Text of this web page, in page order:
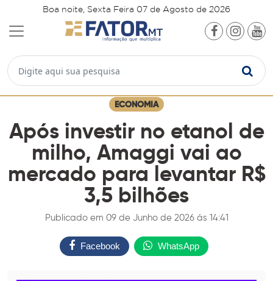
Boa noite, Sexta Feira 07 de Agosto de 2026
ECONOMIA
Após investir no etanol de
milho, Amaggi vai ao
mercado para levantar R$
3,5 bilhões
Publicado em 09 de Junho de 2026 ás 14:41
Facebook WhatsApp